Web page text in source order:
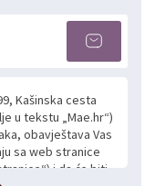
Kašinska cesta
u tekstu „Mae.hr“)
obavještava Vas
sa web stranice
i da će biti